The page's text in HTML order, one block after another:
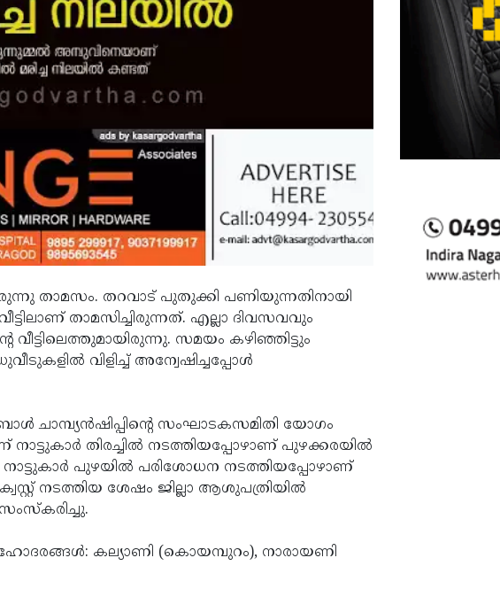
താമസം. തറവാട് പുതുക്കി പണിയുന്നതിനായി
താമസിച്ചിരുന്നത്. എല്ലാ ദിവസവവും
സമയം കഴിഞ്ഞിട്ടും
വിളിച്ച് അന്വേഷിച്ചപ്പോള്‍
ചാമ്പ്യന്‍ഷിപ്പിന്റെ സംഘാടകസമിതി യോഗം
നാട്ടുകാര്‍ തിരച്ചില്‍ നടത്തിയപ്പോഴാണ് പുഴക്കരയില്‍
നാട്ടുകാര്‍ പുഴയില്‍ പരിശോധന നടത്തിയപ്പോഴാണ്
നടത്തിയ ശേഷം ജില്ലാ ആശുപത്രിയില്‍
സംസ്‌കരിച്ചു.
കല്യാണി (കൊയമ്പുറം), നാരായണി